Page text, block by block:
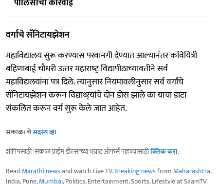
पोलिसांची कारवाई
वर्गांचे सॅनिटायझेशन
महाविद्यालय सुरू करण्यास परवानगी देण्यात आल्‍यानंतर कवियित्री
बहिणाबाई चौधरी उत्‍तर महाराष्‍ट्र विद्यापीठाच्‍यावतीने सर्व
महाविद्यलयांना पत्र दिले. त्‍यानुसार नियमावलीनुसार सर्व वर्गांचे
सॅनिटायझेशन करून विद्याथ्‍र्यांचे दोन डोस झाले का याचा डाटा
संकलित करून वर्ग सुरू केले जात आहेत.
सकाळ+चेसदस्य व्हा
शॉपिंगसाठी 'सकाळ प्राईम डील्स'च्या भन्नाट ऑफर्स पाहण्यासाठीक्लिक करा.
Read Marathi newsand watch Live TV.Breaking newsfrom Maharashtra,
India, Pune,Mumbai, Politics, Entertainment, Sports, Lifestyle at SaamTV.